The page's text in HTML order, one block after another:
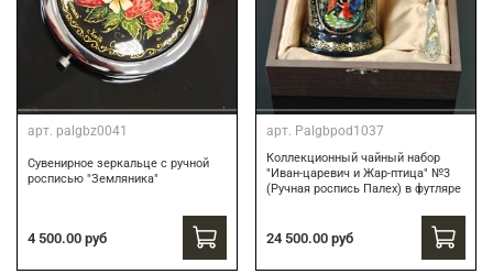
арт. palgbz0041
Сувенирное зеркальце с ручной
росписью "Земляника"
4 500.00 руб
арт. Palgbpod1037
Коллекционный чайный набор
"Иван-царевич и Жар-птица" №3
(Ручная роспись Палех) в футляре
24 500.00 руб